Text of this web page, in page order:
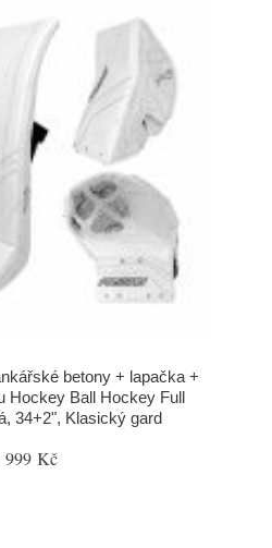
betony + lapačka +
Hockey Ball Hockey Full
34+2", Klasický gard
999 Kč